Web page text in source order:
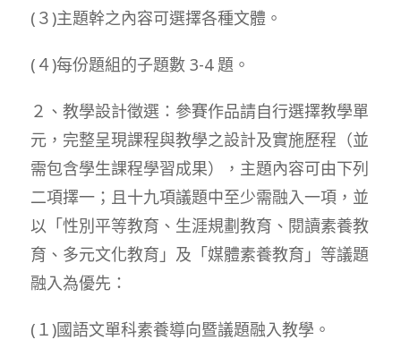
(３)主題幹之內容可選擇各種文體。
(４)每份題組的子題數 3-4 題。
２、教學設計徵選：參賽作品請自行選擇教學單
元，完整呈現課程與教學之設計及實施歷程（並
需包含學生課程學習成果），主題內容可由下列
二項擇一；且十九項議題中至少需融入一項，並
以「性別平等教育、生涯規劃教育、閱讀素養教
育、多元文化教育」及「媒體素養教育」等議題
融入為優先：
(１)國語文單科素養導向暨議題融入教學。